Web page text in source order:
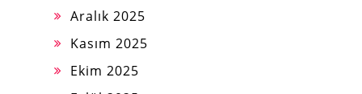
Aralık 2025
Kasım 2025
Ekim 2025